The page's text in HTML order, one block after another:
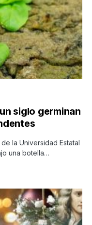
siglo germinan
la Universidad Estatal
una botella…